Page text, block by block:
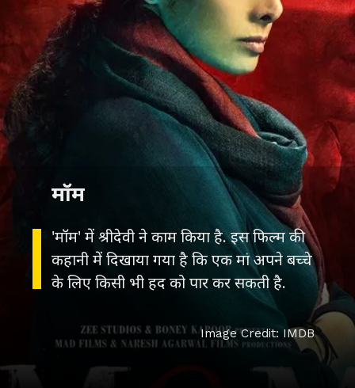
'मॉम' में श्रीदेवी ने काम किया है. इस फिल्म की
कहानी में दिखाया गया है कि एक मां अपने बच्चे
के लिए किसी भी हद को पार कर सकती है.
मॉम
Image Credit: IMDB